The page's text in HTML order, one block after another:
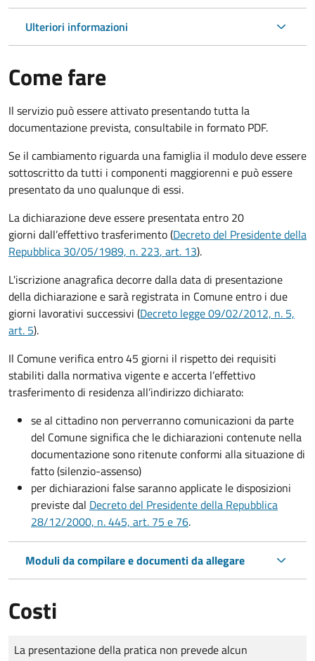
Ulteriori informazioni
Come fare
Il servizio può essere attivato presentando tutta la
documentazione prevista, consultabile in formato PDF.
Se il cambiamento riguarda una famiglia il modulo deve essere
sottoscritto da tutti i componenti maggiorenni e può essere
presentato da uno qualunque di essi.
La dichiarazione deve essere presentata entro 20
giorni dall’effettivo trasferimento (Decreto del Presidente della
Repubblica 30/05/1989, n. 223, art. 13).
L'iscrizione anagrafica decorre dalla data di presentazione
della dichiarazione e sarà registrata in Comune entro i due
giorni lavorativi successivi (Decreto legge 09/02/2012, n. 5,
art. 5).
Il Comune verifica entro45 giorni il rispetto dei requisiti
stabiliti dalla normativa vigente e accerta l’effettivo
trasferimento di residenza all’indirizzo dichiarato:
se al cittadino non perverranno comunicazioni da parte
del Comune significa che le dichiarazioni contenute nella
documentazione sono ritenute conformi alla situazione di
fatto (silenzio-assenso)
per dichiarazioni false saranno applicate le disposizioni
previste dal Decreto del Presidente della Repubblica
28/12/2000, n. 445, art. 75 e 76.
Moduli da compilare e documenti da allegare
Costi
Tipo di pagamento
Importo
La presentazione della pratica non prevede alcun